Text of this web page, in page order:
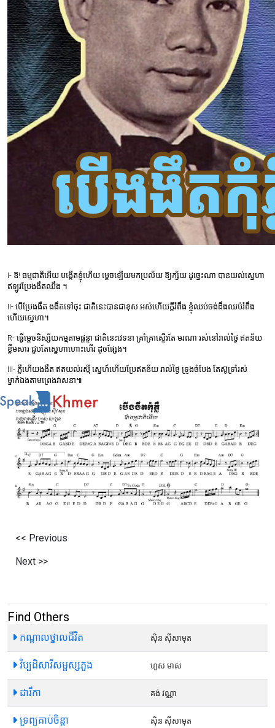
I- ឱ! ធម្មជាតិអើយ បង្កើតខ្ញុំហើយ ម្តេចឡើយមកប្រល័យ ឱ្យក្ស័យ ដូច្នេះណា បានយល់ស្នេហា
ឥឡូវប្រែងងឹតឈឹង ។
II- បើប្រែងងឹត ងងឹតទៅចុះ ជាតិនេះបានជាខុស អស់ហើយក្តីរំពឹង ខ្ញុំឈប់ចង់ដឹងឈប់រំពឹង
ហើយស្នេហា។
R- ធ្វើម្ដេចនិស្ស័យកម្មតាមផ្តន្ទា ជាតិនេះវេទនា គ្រាំគ្រាស្ទើរតែ មរណា រស់នៅរាល់ថ្ងៃ ឥតន័យ
ខ្លឹមសារ ជួបតែស្នេហាហោះហើរ ដូចផ្សែង។
III- ភ្លឺហើយងងឹត ឥតយល់រស្មី ស្នេហ៍ហើយប្រែឥតន័យ រាល់ថ្ងៃ ទ្រូងចំបែង តែស៊ូទ្រាំរស់
ម្នាក់ឯងតាមព្រេងវាសនា៕
<< Previous
Next >>
Find Others
កណ្តាលថ្នាលជីវិត ស៊ិន ស៊ីសាមុត
វិប្បដិសារីសម្ផស្សភួង ហួស មាស
ដារីកា គង់ វណ្ណា
ទ្រព្យគាប់ចិន្តា ស៊ិន ស៊ីសាមុត